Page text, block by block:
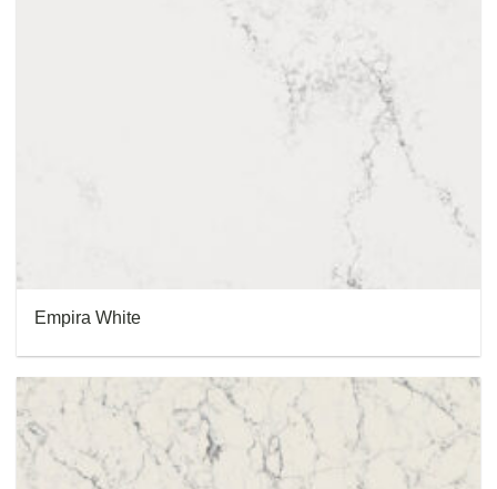
Empira White